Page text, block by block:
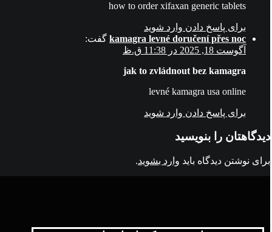
how to order xifaxan generic tablets
برای پاسخ دادن وارد شوید
kamagra levné doručení přes noc گفت:
آگوست 18, 2025 در 11:38 ق.ظ
jak to zvládnout bez kamagra
levné kamagra usa online
برای پاسخ دادن وارد شوید
دیدگاهتان را بنویسید
برای نوشتن دیدگاه باید وارد بشوید.